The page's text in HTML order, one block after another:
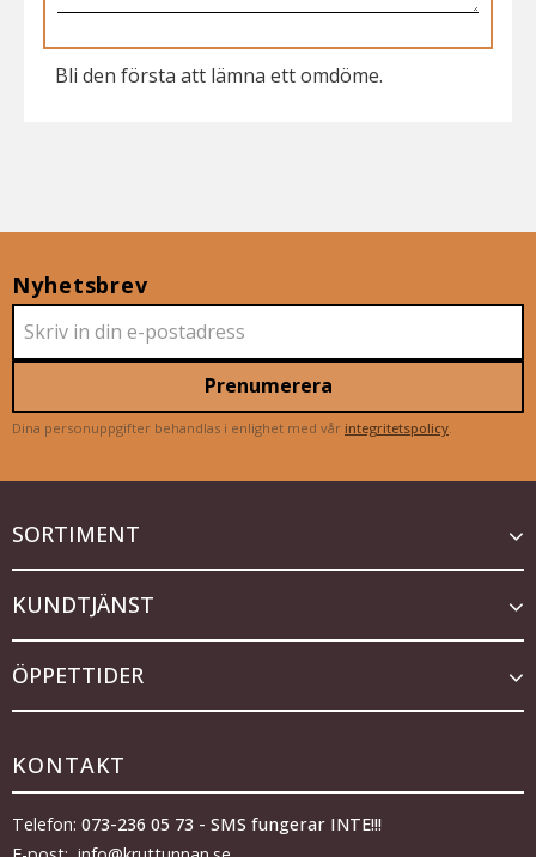
Bli den första att lämna ett omdöme.
Nyhetsbrev
Prenumerera
Dina personuppgifter behandlas i enlighet med vår integritetspolicy
SORTIMENT
KUNDTJÄNST
ÖPPETTIDER
KONTAKT
Telefon: 073-236 05 73 - SMS fungerar INTE!!!